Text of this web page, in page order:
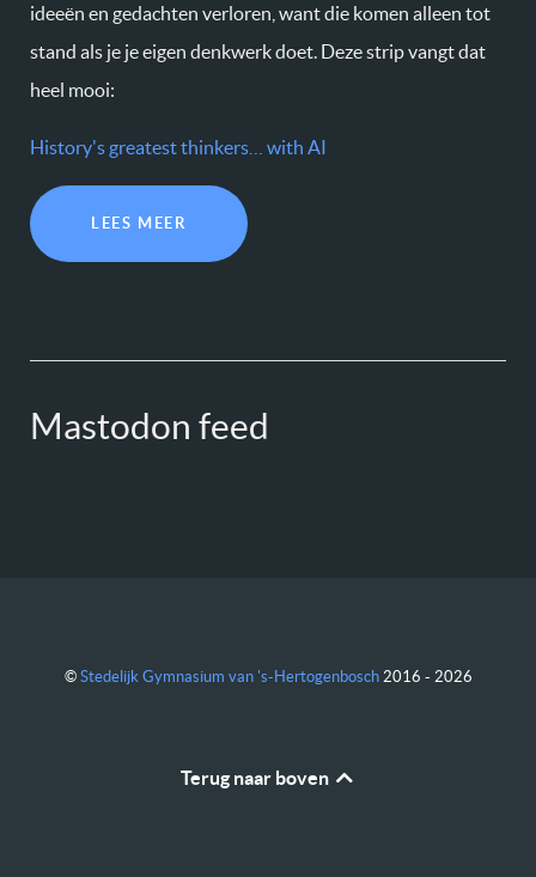
ideeën en gedachten verloren, want die komen alleen tot
stand als je je eigen denkwerk doet. Deze strip vangt dat
heel mooi:
History's greatest thinkers… with AI
LEES MEER
Mastodon feed
© Stedelijk Gymnasium van 's-Hertogenbosch 2016 - 2026
Terug naar boven